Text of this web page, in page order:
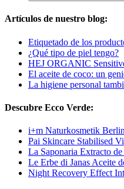
Artículos de nuestro blog:
Etiquetado de los
¿Qué tipo de piel tengo?
HEJ ORGANIC
El aceite de coco: un
La higiene personal
Descubre Ecco Verde:
i+m Naturkosmetik Berlin
Pai Skincare Stabilised
La Saponaria Extracto
Le Erbe di Janas Aceite
Night Recovery Effect